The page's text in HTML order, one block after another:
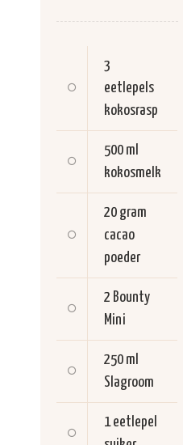
3
eetlepels
kokosrasp
500 ml
kokosmelk
20 gram
cacao
poeder
2 Bounty
Mini
250 ml
Slagroom
1 eetlepel